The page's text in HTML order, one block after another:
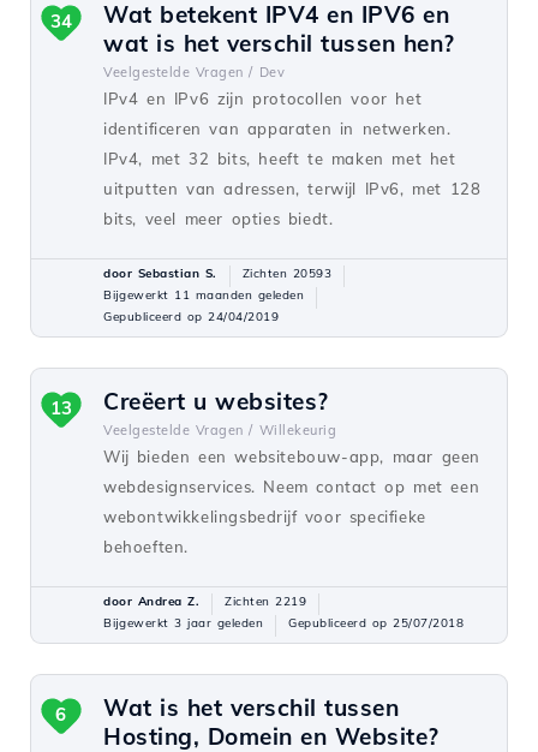
Wat betekent IPV4 en IPV6 en
wat is het verschil tussen hen?
Veelgestelde Vragen / Dev
IPv4 en IPv6 zijn protocollen voor het
identificeren van apparaten in netwerken.
IPv4, met 32 bits, heeft te maken met het
uitputten van adressen, terwijl IPv6, met 128
bits, veel meer opties biedt.
34
door Sebastian S.
Zichten 20593
Bijgewerkt 11 maanden geleden
Gepubliceerd op 24/04/2019
Creëert u websites?
Veelgestelde Vragen / Willekeurig
Wij bieden een websitebouw-app, maar geen
webdesignservices. Neem contact op met een
webontwikkelingsbedrijf voor specifieke
behoeften.
13
door Andrea Z.
Zichten 2219
Bijgewerkt 3 jaar geleden
Gepubliceerd op 25/07/2018
Wat is het verschil tussen
Hosting, Domein en Website?
6